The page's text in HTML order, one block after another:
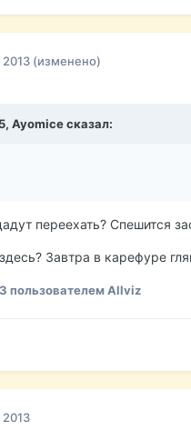
2013 (изменено)
Ayomice сказал:
переехать? Спешится
Завтра в карефуре
пользователем Allviz
2013